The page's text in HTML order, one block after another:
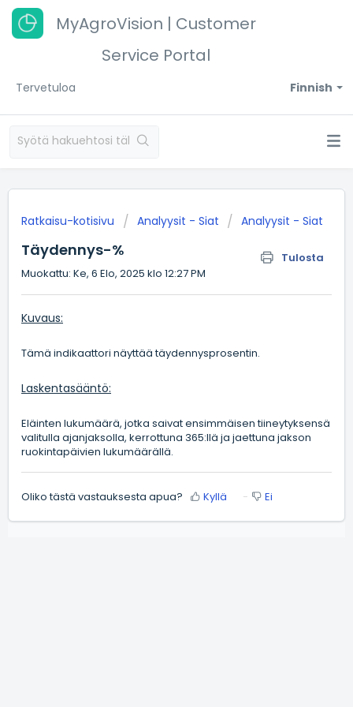
MyAgroVision | Customer
Service Portal
Finnish
Tervetuloa
Ratkaisu-kotisivu Analyysit - Siat Analyysit - Siat
Täydennys-%
Tulosta
Muokattu: Ke, 6 Elo, 2025 klo 12:27 PM
Kuvaus:
Tämä indikaattori näyttää täydennysprosentin.
Laskentasääntö:
Eläinten lukumäärä, jotka saivat ensimmäisen tiineytyksensä
valitulla ajanjaksolla, kerrottuna 365:llä ja jaettuna jakson
ruokintapäivien lukumäärällä.
Oliko tästä vastauksesta apua? Kyllä Ei